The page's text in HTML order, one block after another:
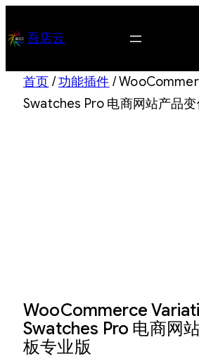
至 吾店云
首页 /功能插件 /
Swatches Pro 电商网站产品
WooCommerce
Swatches Pro 电商网
板专业版